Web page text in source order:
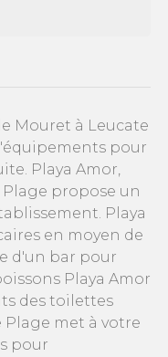
Mouret à Leucate
pour
Playa Amor,
propose un
Playa
en moyen de
d'un bar pour
Playa Amor
des toilettes
Plage met à votre
pour